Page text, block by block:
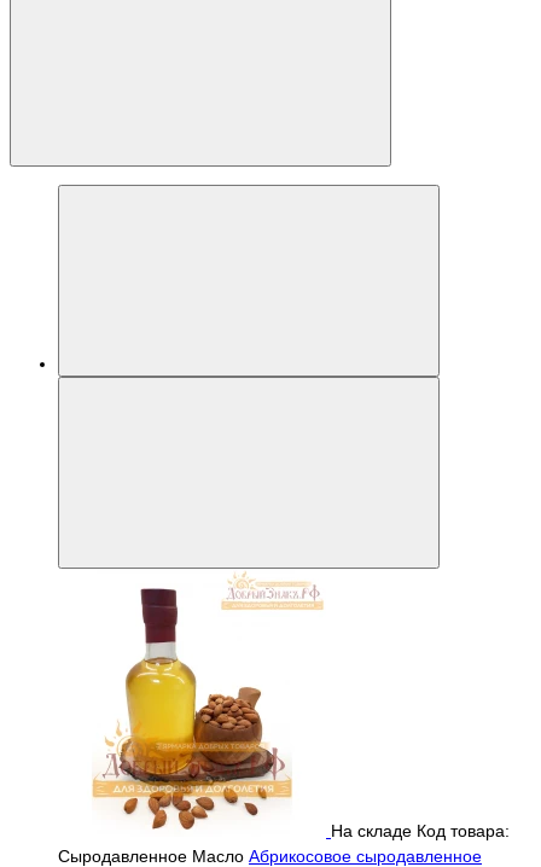
На складе Код товара:
Сыродавленное Масло Абрикосовое сыродавленное